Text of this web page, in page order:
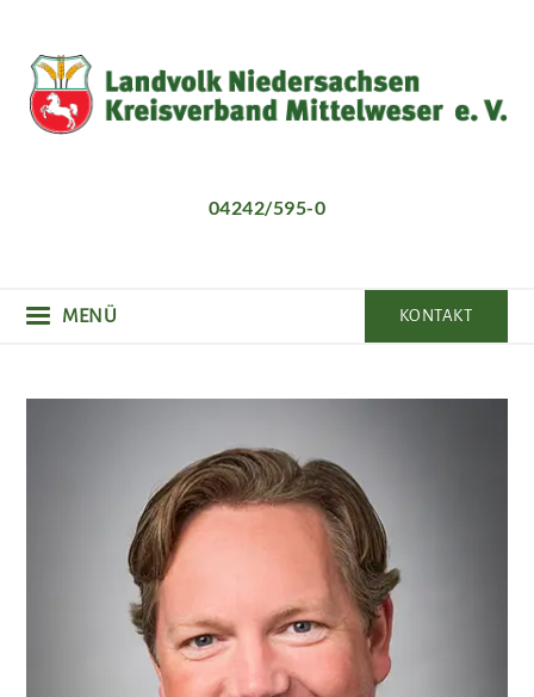
Inhalt
04242/595-0
MENÜ KONTAKT